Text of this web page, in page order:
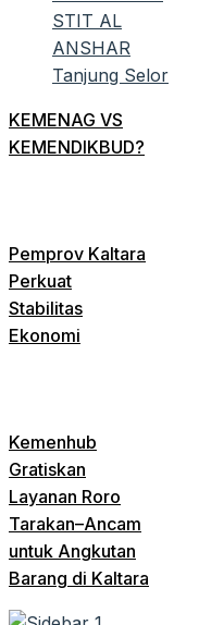
KEMENAG VS
KEMENDIKBUD?
Pemprov Kaltara
Perkuat
Stabilitas
Ekonomi
Kemenhub
Gratiskan
Layanan Roro
Tarakan–Ancam
untuk Angkutan
Barang di Kaltara